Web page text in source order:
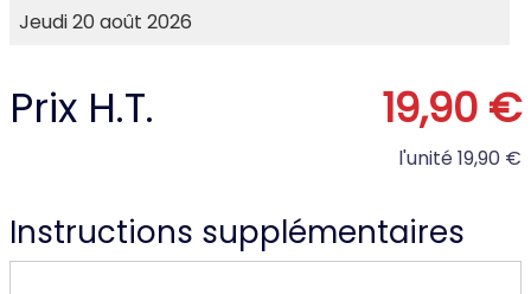
Prix H.T. 19,90 €
l'unité19,90 €
Instructions supplémentaires